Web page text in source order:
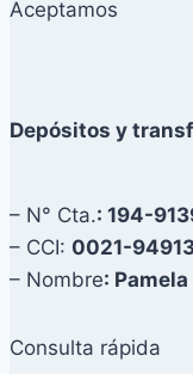
Aceptamos
Depósitos y
– N° Cta.: 194-
– CCI: 0021-
– Nombre: Pamela
Consulta rápida